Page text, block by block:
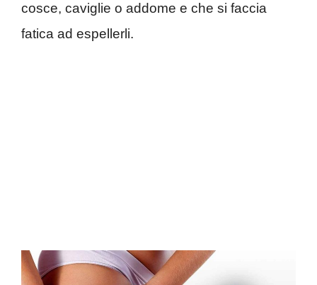
cosce, caviglie o addome e che si faccia
fatica ad espellerli.